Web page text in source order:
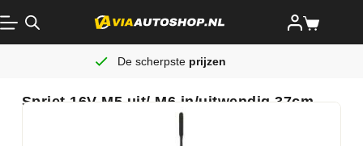
De scherpste prijzen
Spriet 16V M5 uit/ M6 in/uitwendig 37cm